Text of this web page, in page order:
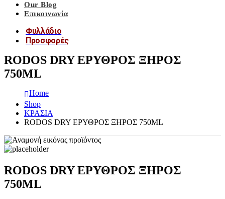
Our Blog
Επικοινωνία
Φυλλάδιο
Προσφορές
RODOS DRY ΕΡΥΘΡΟΣ ΞΗΡΟΣ
750ML
Home
Shop
ΚΡΑΣΙΑ
RODOS DRY ΕΡΥΘΡΟΣ ΞΗΡΟΣ 750ML
RODOS DRY ΕΡΥΘΡΟΣ ΞΗΡΟΣ
750ML